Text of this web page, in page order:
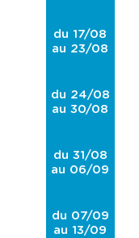
du 17/08
au 23/08
du 24/08
au 30/08
du 31/08
au 06/09
du 07/09
au 13/09